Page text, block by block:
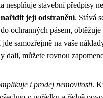
nesplňuje stavební předpisy
nařídit její odstranění. Stává
ochranných pásem, obtěžuje
samozřejmě na vaše
dali, můžete rovnou
i prodej nemovitosti.